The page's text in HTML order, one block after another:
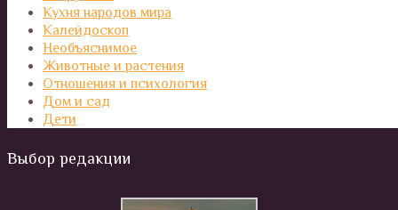
Кухня народов мира
Калейдоскоп
Необъяснимое
Животные и растения
Отношения и психология
Дом и сад
Дети
Выбор редакции